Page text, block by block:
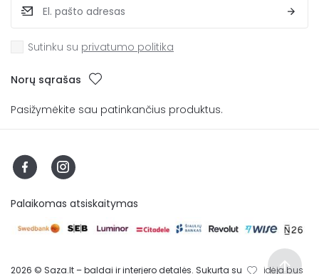
Sutinku su privatumo politika
Norų sąrašas
Pasižymėkite sau patinkančius produktus.
Palaikomas atsiskaitymas
2026 © Saza.lt – baldai ir interjero detalės. Sukurta su idėja bus